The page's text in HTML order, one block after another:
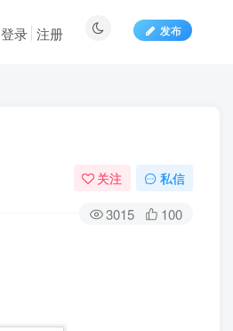
发布
登录 注册
关注 私信
3015 100